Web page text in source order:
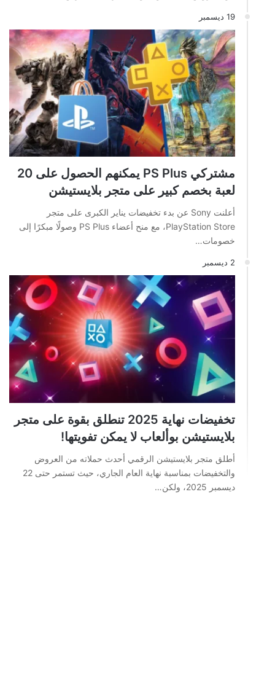
19 ديسمبر
مشتركي PS Plus يمكنهم الحصول على 20
لعبة بخصم كبير على متجر بلايستيشن
أعلنت Sony عن بدء تخفيضات يناير الكبرى على متجر
PlayStation Store، مع منح أعضاء PS Plus وصولًا مبكرًا إلى
خصومات…
2 ديسمبر
تخفيضات نهاية 2025 تنطلق بقوة على متجر
بلايستيشن بوألعاب لا يمكن تفويتها!
أطلق متجر بلايستيشن الرقمي أحدث حملاته من العروض
والتخفيضات بمناسبة نهاية العام الجاري، حيث تستمر حتى 22
ديسمبر 2025، ولكن…